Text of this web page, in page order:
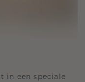
in een speciale